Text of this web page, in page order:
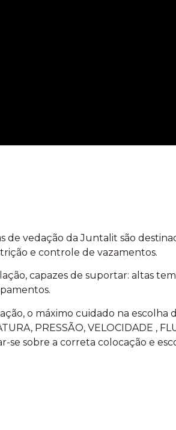
de vedação da Juntalit são
e controle de vazamentos.
capazes de suportar: altas
o máximo cuidado na escolha
PRESSÃO, VELOCIDADE ,
se sobre a correta colocação e